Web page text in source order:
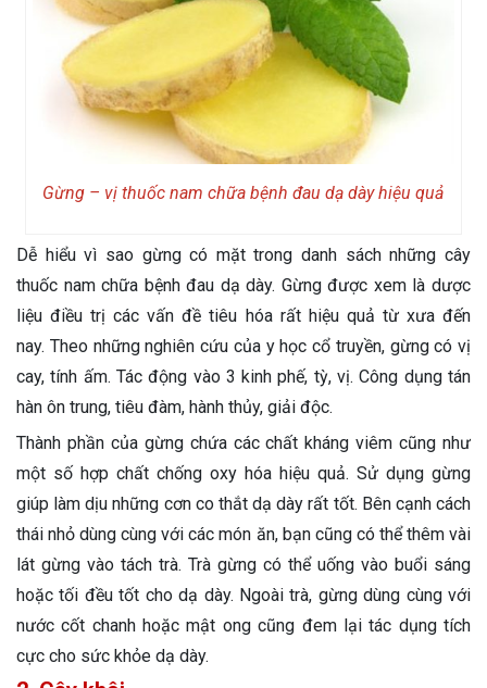
Gừng – vị thuốc nam chữa bệnh đau dạ dày hiệu quả
Dễ hiểu vì sao gừng có mặt trong danh sách những cây
thuốc nam chữa bệnh đau dạ dày. Gừng được xem là dược
liệu điều trị các vấn đề tiêu hóa rất hiệu quả từ xưa đến
nay. Theo những nghiên cứu của y học cổ truyền, gừng có vị
cay, tính ấm. Tác động vào 3 kinh phế, tỳ, vị. Công dụng tán
hàn ôn trung, tiêu đàm, hành thủy, giải độc.
Thành phần của gừng chứa các chất kháng viêm cũng như
một số hợp chất chống oxy hóa hiệu quả. Sử dụng gừng
giúp làm dịu những cơn co thắt dạ dày rất tốt. Bên cạnh cách
thái nhỏ dùng cùng với các món ăn, bạn cũng có thể thêm vài
lát gừng vào tách trà. Trà gừng có thể uống vào buổi sáng
hoặc tối đều tốt cho dạ dày. Ngoài trà, gừng dùng cùng với
nước cốt chanh hoặc mật ong cũng đem lại tác dụng tích
cực cho sức khỏe dạ dày.